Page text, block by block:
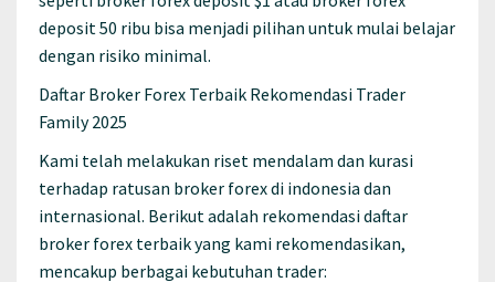
deposit 50 ribu bisa menjadi pilihan untuk mulai belajar
dengan risiko minimal.
Daftar Broker Forex Terbaik Rekomendasi Trader
Family 2025
Kami telah melakukan riset mendalam dan kurasi
terhadap ratusan broker forex di indonesia dan
internasional. Berikut adalah rekomendasi daftar
broker forex terbaik yang kami rekomendasikan,
mencakup berbagai kebutuhan trader: